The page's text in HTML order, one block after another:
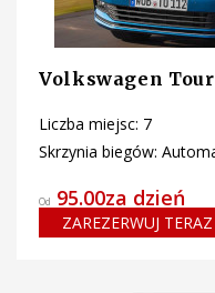
Volkswagen
Liczba miejsc: 7
Skrzynia biegów:
Od 95.00za dzień
ZAREZERWUJ TERAZ